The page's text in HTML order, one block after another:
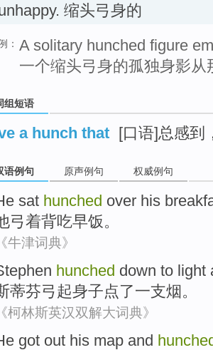
缩头弓身的
： A solitary hunched figure
一个缩头弓身的孤独身影从
组短语
a hunch that [口语]总感
语例句 原声例句 权威例句
sat hunched over his
弓着背吃早饭。
《牛津词典》
hunched down to light
蒂芬弓起身子点了一支烟。
《柯林斯英汉双解大词典》
got out his map and